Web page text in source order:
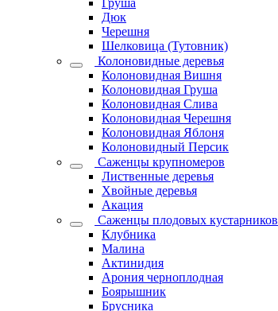
Груша
Дюк
Черешня
Шелковица (Тутовник)
Колоновидные деревья
Колоновидная Вишня
Колоновидная Груша
Колоновидная Слива
Колоновидная Черешня
Колоновидная Яблоня
Колоновидный Персик
Саженцы крупномеров
Лиственные деревья
Хвойные деревья
Акация
Саженцы плодовых кустарников
Клубника
Малина
Актинидия
Арония черноплодная
Боярышник
Брусника